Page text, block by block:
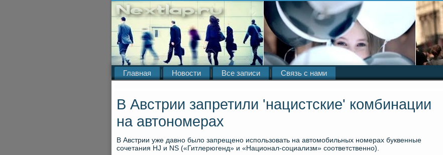
Главная Новости Все записи Связь с нами
В Австрии запретили 'нацистские' комбинации
на автономерах
В Австрии уже давно было запрещено использовать на автомобильных номерах буквенные
сочетания HJ и NS («Гитлерюгенд» и «Национал-социализм» соответственно).